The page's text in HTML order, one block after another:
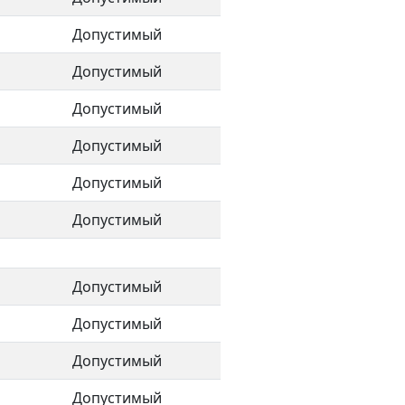
Допустимый
Допустимый
Допустимый
Допустимый
Допустимый
Допустимый
Допустимый
Допустимый
Допустимый
Допустимый